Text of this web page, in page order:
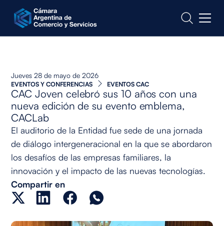
CONTACTO
Jueves 28 de mayo de 2026
EVENTOS Y CONFERENCIAS EVENTOS CAC
CAC Joven celebró sus 10 años con una
nueva edición de su evento emblema,
CACLab
El auditorio de la Entidad fue sede de una jornada
de diálogo intergeneracional en la que se abordaron
los desafíos de las empresas familiares, la
innovación y el impacto de las nuevas tecnologías.
Compartir en